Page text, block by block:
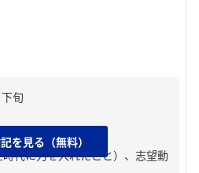
代に力を入れたこと）、志望動
を見る（無料）